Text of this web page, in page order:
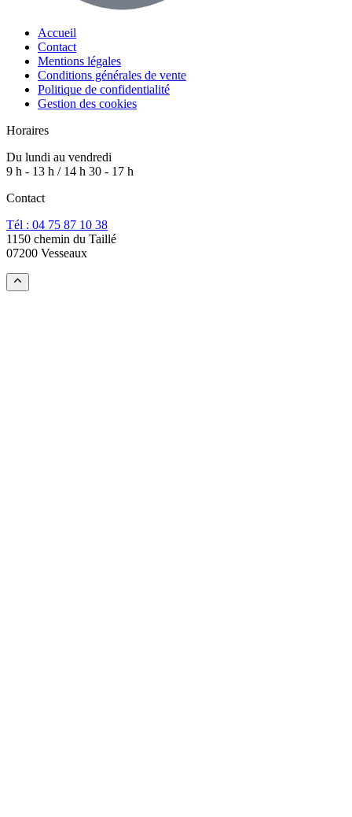
Accueil
Contact
Mentions légales
Conditions générales de vente
Politique de confidentialité
Gestion des cookies
Horaires
Du lundi au vendredi
9 h - 13 h / 14 h 30 - 17 h
Contact
Tél : 04 75 87 10 38
1150 chemin du Taillé
07200 Vesseaux